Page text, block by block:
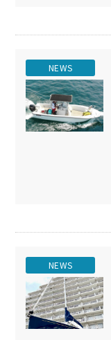
NEWS
NEWS